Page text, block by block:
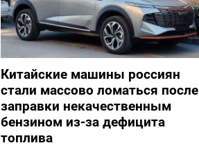
Китайские машины россиян
стали массово ломаться после
заправки некачественным
бензином из-за дефицита
топлива